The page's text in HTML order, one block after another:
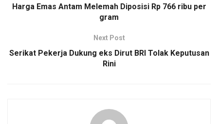
Harga Emas Antam Melemah Diposisi Rp 766 ribu per
gram
Next Post
Serikat Pekerja Dukung eks Dirut BRI Tolak Keputusan
Rini